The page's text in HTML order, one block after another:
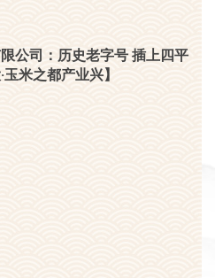
公司：历史老字号 插上四平
米之都产业兴】